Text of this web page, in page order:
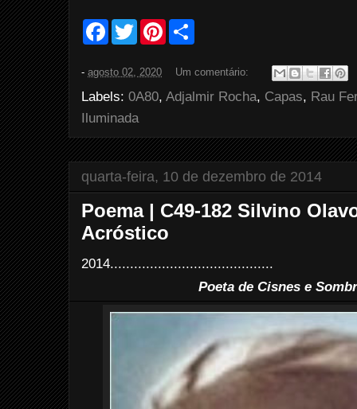
F
b
o
o
k
T
w
t
e
r
P
e
e
- agosto 02, 2020 Um comentário:
Labels: 0A80, Adjalmir Rocha, Capas, Rau
Iluminada
quarta-feira, 10 de dezembro de 2014
Poema | C49-182 Silvino
Acróstico
2014.........................................
Poeta de Cisnes e